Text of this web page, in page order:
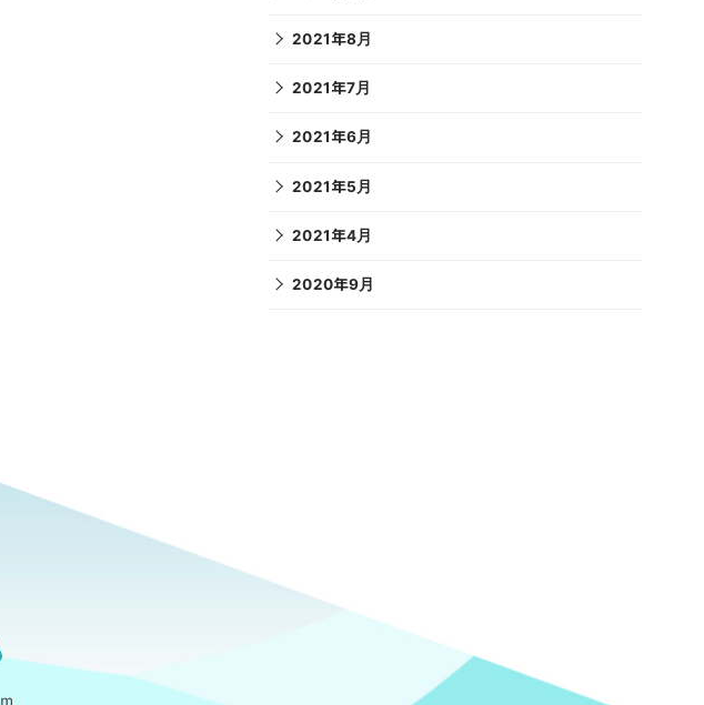
2021年8月
2021年7月
2021年6月
2021年5月
2021年4月
2020年9月